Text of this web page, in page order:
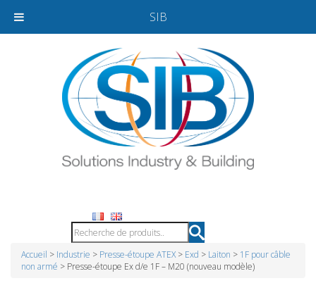
Accueil > Industrie > Presse-étoupe ATEX> Exd > Laiton > 1F pour câble
non armé > Presse-étoupe Ex d/e 1F – M20 (nouveau modèle)
SIB